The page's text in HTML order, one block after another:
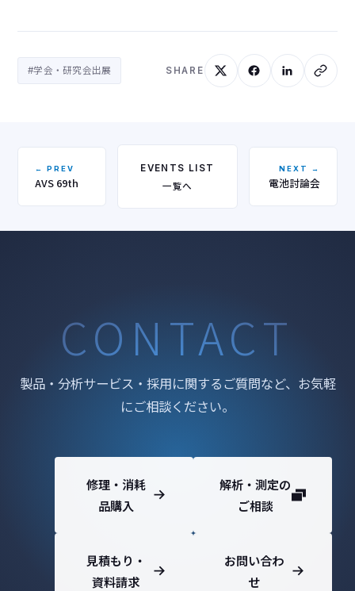
#学会・研究会出展 SHARE
← PREV
AVS 69th
EVENTS LIST
一覧へ
NEXT →
電池討論会
CONTACT
製品・分析サービス・採用に関するご質問など、お気軽
にご相談ください。
修理・消耗
品購入
解析・測定の
ご相談
見積もり・
資料請求
お問い合わ
せ